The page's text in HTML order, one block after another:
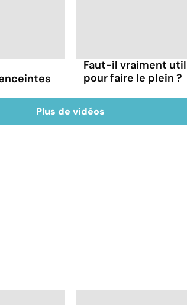
Faut-il vraiment
pour faire le plein ?
Plus de vidéos